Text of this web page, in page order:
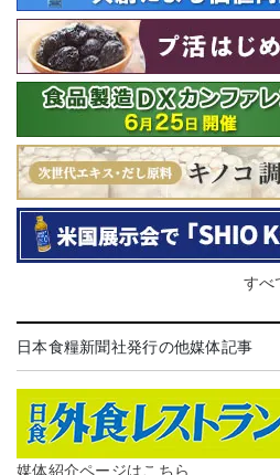
すべ
日本食糧新聞社発行の他媒体記事
媒体紹介ページはこちら